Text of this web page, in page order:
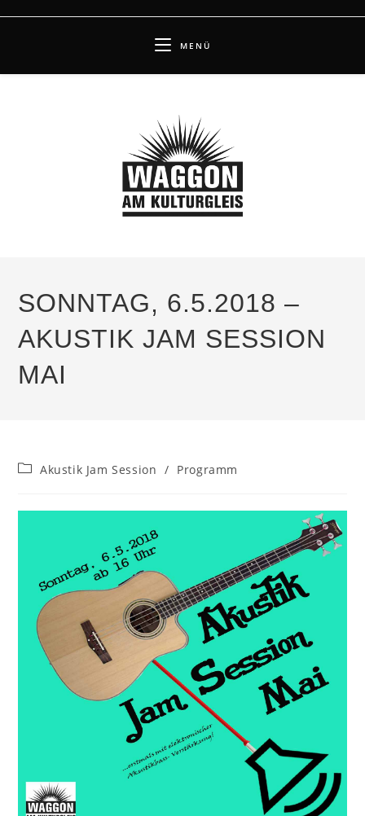
MENÜ
SONNTAG, 6.5.2018 –
AKUSTIK JAM SESSION
MAI
Beitrags-
Akustik Jam Session / Programm